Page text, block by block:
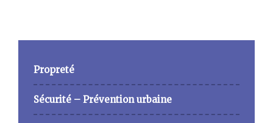
Propreté
Sécurité – Prévention urbaine